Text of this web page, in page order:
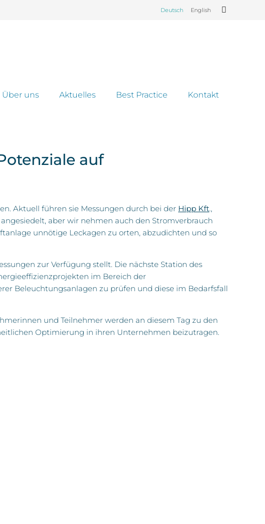
Deutsch English
Über uns Aktuelles Best Practice Kontakt
auf
Aktuell führen sie Messungen durch bei der Hipp Kft.,
aber wir nehmen auch den Stromverbrauch
unnötige Leckagen zu orten, abzudichten und so
zur Verfügung stellt. Die nächste Station des
im Bereich der
Beleuchtungsanlagen zu prüfen und diese im Bedarfsfall
und Teilnehmer werden an diesem Tag zu den
Optimierung in ihren Unternehmen beizutragen.